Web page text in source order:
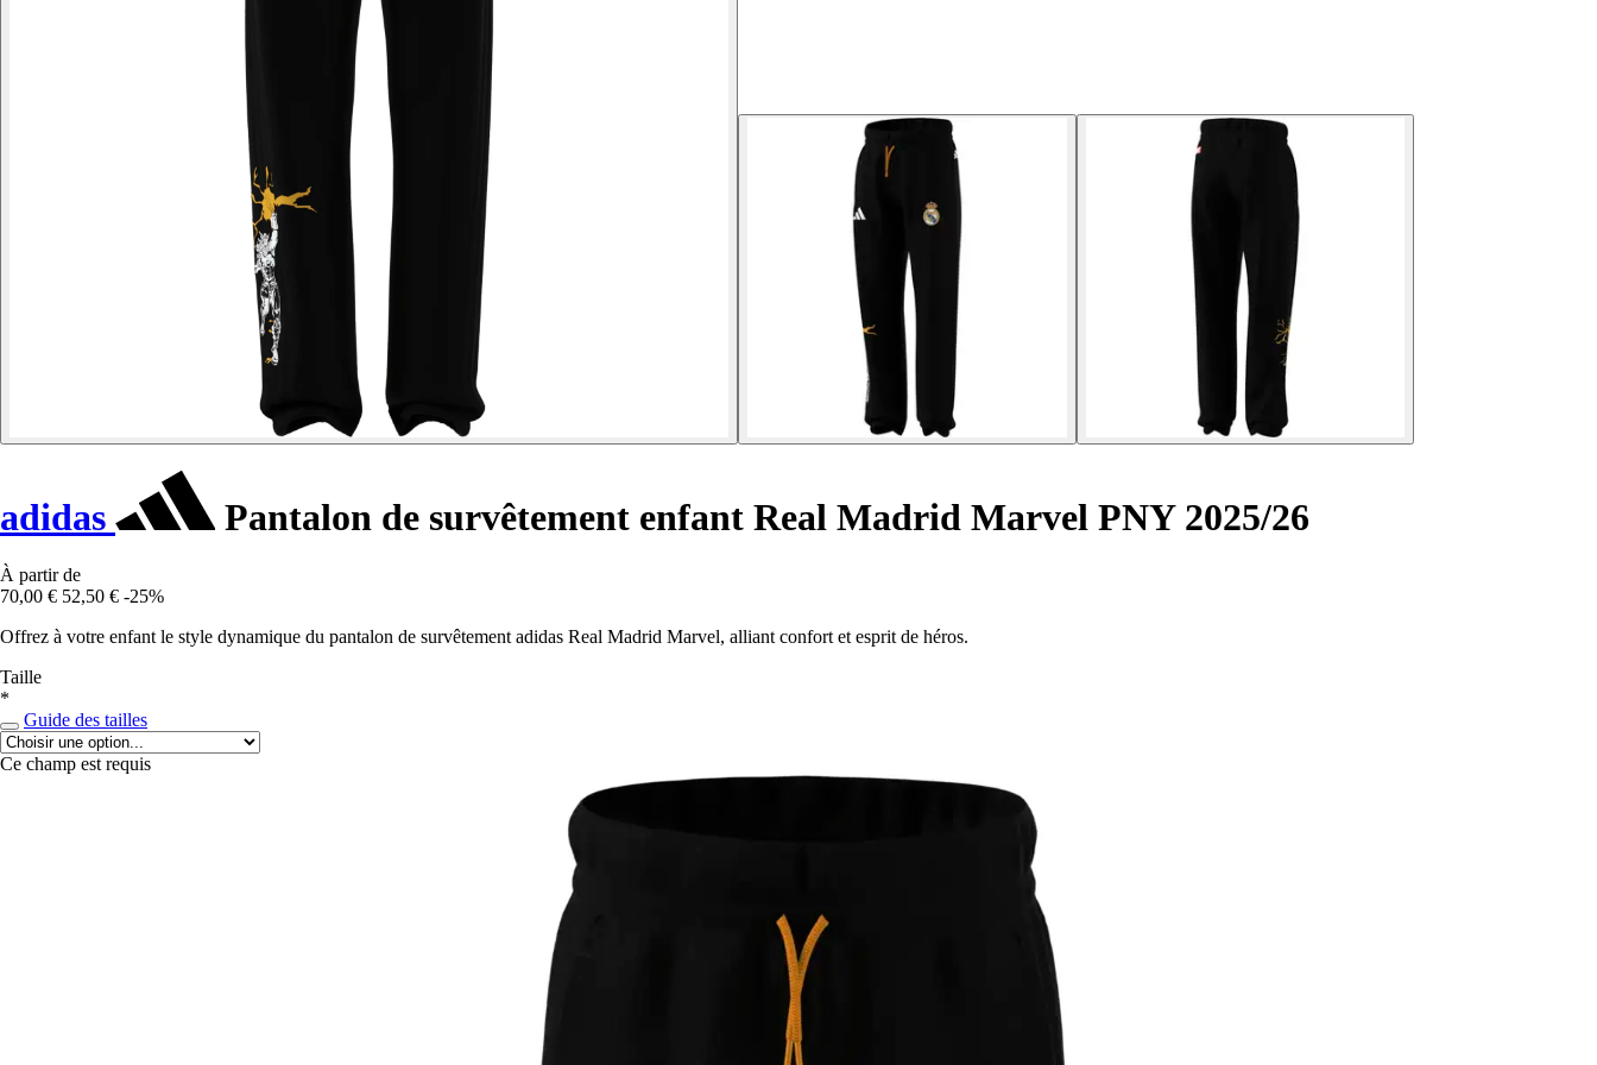
adidas Pantalon de survêtement enfant Real Madrid Marvel PNY 2025/26
À partir de
70,00 € 52,50 € -25%
Offrez à votre enfant le style dynamique du pantalon de survêtement adidas Real Madrid Marvel, alliant confort et esprit de héros.
Taille
*
Guide des tailles
Ce champ est requis